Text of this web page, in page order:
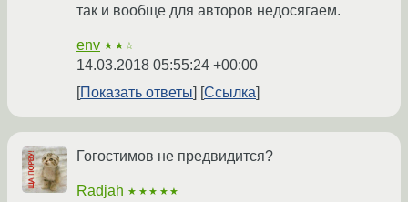
так и вообще для авторов недосягаем.
env ★★☆
14.03.2018 05:55:24 +00:00
Показать ответы
Ссылка
Гогостимов не предвидится?
Radjah ★★★★★